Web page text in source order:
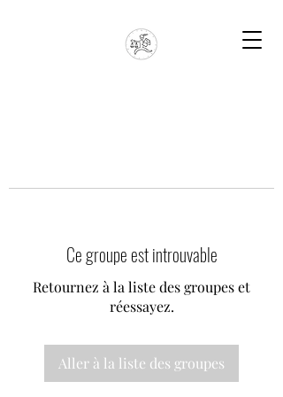
Ce groupe est introuvable
Retournez à la liste des groupes et
réessayez.
Aller à la liste des groupes